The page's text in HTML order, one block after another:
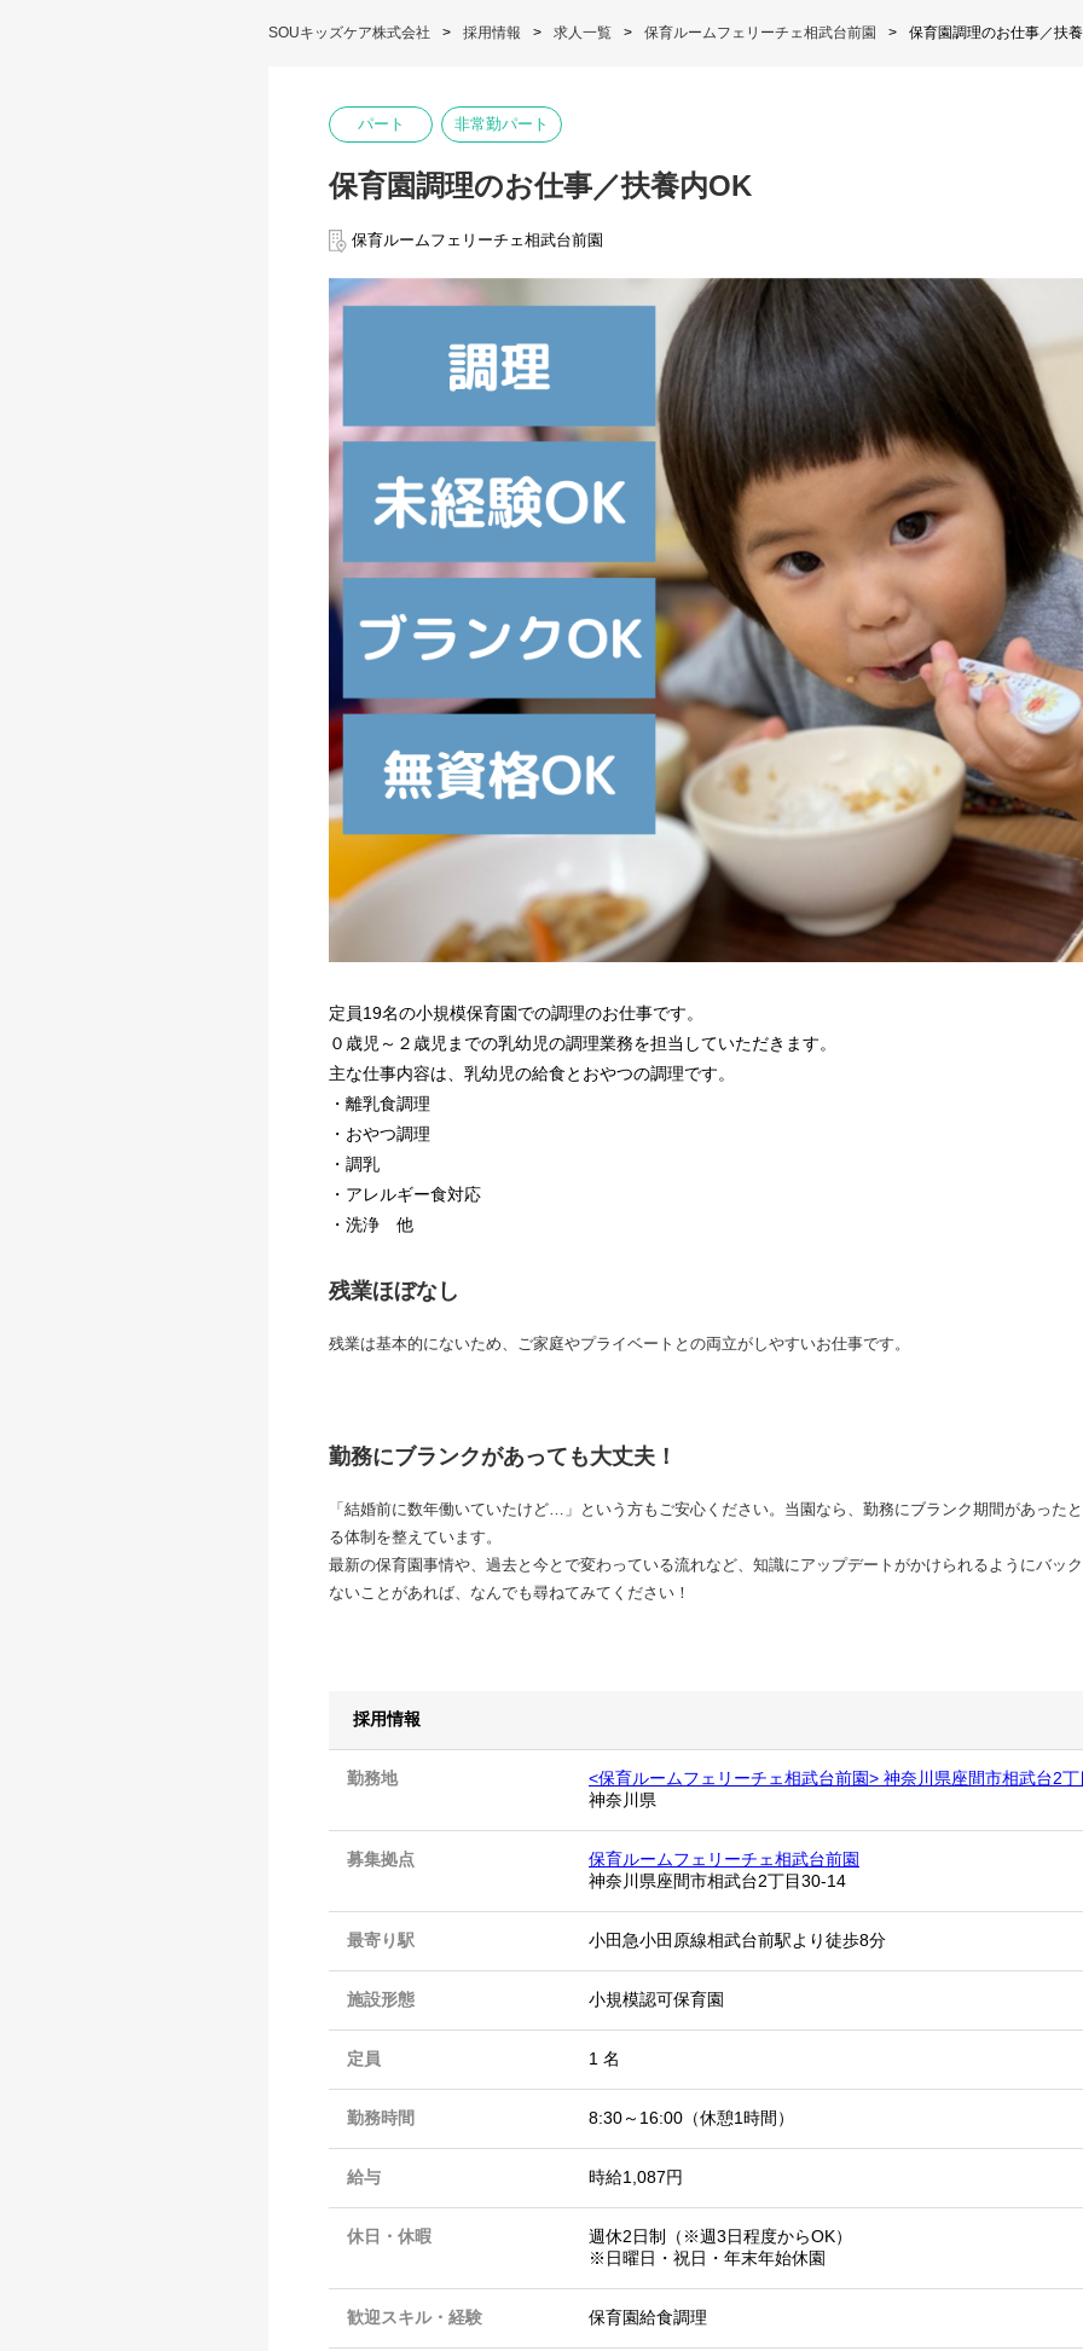
SOUキッズケア株式会社 採用情報 求人一覧 保育ルームフェリーチェ相武台前園 保育園調理のお仕事／扶
パート 非常勤パート
保育園調理のお仕事／扶養内OK
保育ルームフェリーチェ相武台前園
定員19名の小規模保育園での調理のお仕事です。
０歳児～２歳児までの乳幼児の調理業務を担当していただきます。
主な仕事内容は、乳幼児の給食とおやつの調理です。
・離乳食調理
・おやつ調理
・調乳
・アレルギー食対応
・洗浄 他
残業ほぼなし
残業は基本的にないため、ご家庭やプライベートとの両立がしやすいお仕事です。
勤務にブランクがあっても大丈夫！
「結婚前に数年働いていたけど…」という方もご安心ください。当園なら、勤務にブランク期間があった
る体制を整えています。
最新の保育園事情や、過去と今とで変わっている流れなど、知識にアップデートがかけられるようにバッ
ないことがあれば、なんでも尋ねてみてください！
採用情報
勤務地
<保育ルームフェリーチェ相武台前園> 神奈川県座間市相武台2
神奈川県
募集拠点
保育ルームフェリーチェ相武台前園
神奈川県座間市相武台2丁目30-14
最寄り駅 小田急小田原線相武台前駅より徒歩8分
施設形態 小規模認可保育園
定員 1 名
勤務時間 8:30～16:00（休憩1時間）
給与 時給1,087円
休日・休暇
週休2日制（※週3日程度からOK）
※日曜日・祝日・年末年始休園
歓迎スキル・経験 保育園給食調理